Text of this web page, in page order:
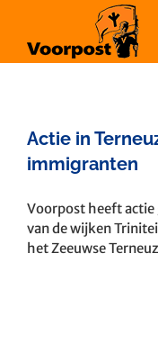
inhoud
Actie in
immigranten
Voorpost heeft
van de wijken
het Zeeuwse